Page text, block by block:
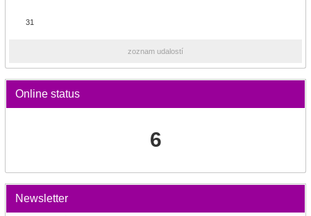
31
zoznam udalostí
Online status
6
Newsletter